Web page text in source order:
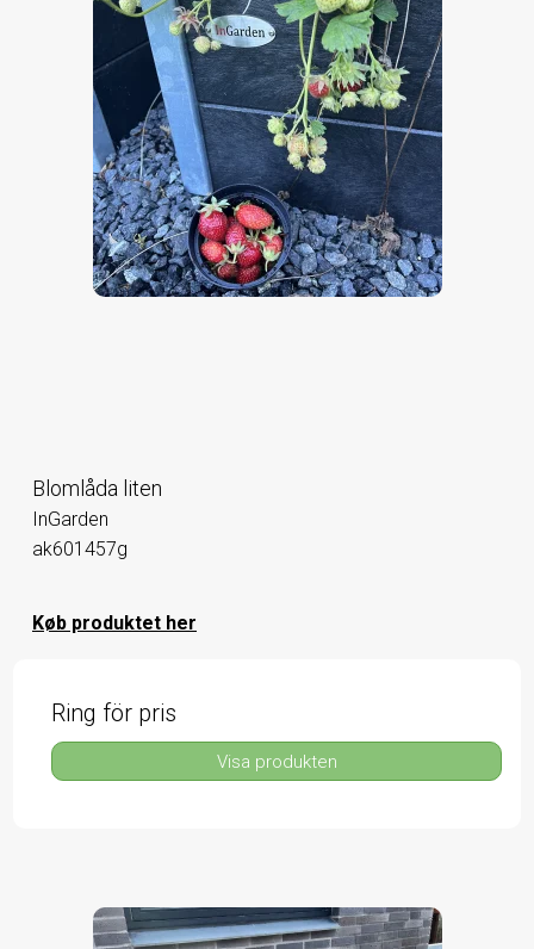
Blomlåda liten
InGarden
ak601457g
Køb produktet her
Ring för pris
Visa produkten